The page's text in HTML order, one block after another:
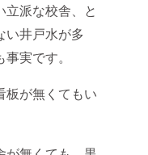
立派な校舎、と
い井戸水が多
実です。
板が無くてもい